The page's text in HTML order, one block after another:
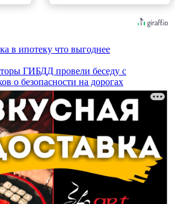
в ипотеку что выгоднее
ГИБДД провели беседу с
о безопасности на дорогах